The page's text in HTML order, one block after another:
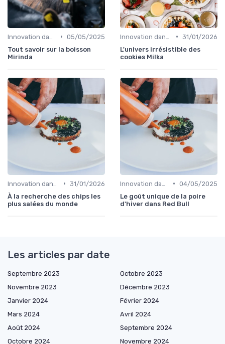
• 05/05/2025
Tout savoir sur la boisson
Mirinda
• 31/01/2026
L'univers irrésistible des
cookies Milka
• 31/01/2026
À la recherche des chips les
plus salées du monde
• 04/05/2025
Le goût unique de la poire
d'hiver dans Red Bull
Les articles par date
Septembre 2023
Octobre 2023
Novembre 2023
Décembre 2023
Janvier 2024
Février 2024
Mars 2024
Avril 2024
Août 2024
Septembre 2024
Octobre 2024
Novembre 2024